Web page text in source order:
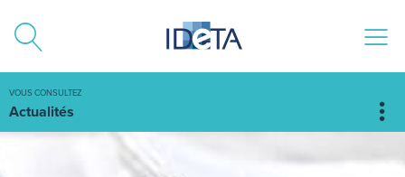
VOUS CONSULTEZ
Actualités